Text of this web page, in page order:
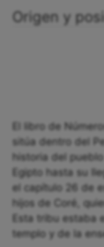
Origen y
El libro de
sitúa dentro del
historia del
Egipto hasta su
el capítulo 26 de
hijos de Coré,
Esta tribu estaba
templo y de la